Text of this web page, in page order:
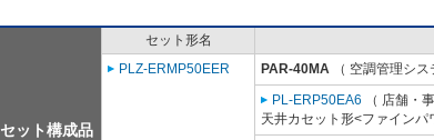
セット構成品
セット形名
PLZ-ERMP50EER
PAR-40MA （ 空調管理シス
PL-ERP50EA6 （ 店舗・
天井カセット形<ファインパ